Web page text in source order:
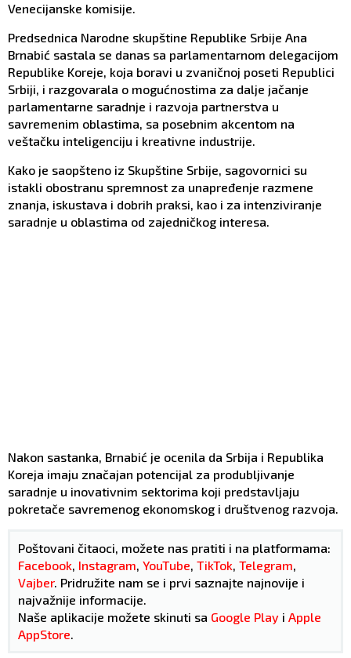
Venecijanske komisije.
Predsednica Narodne skupštine Republike Srbije Ana
Brnabić sastala se danas sa parlamentarnom delegacijom
Republike Koreje, koja boravi u zvaničnoj poseti Republici
Srbiji, i razgovarala o mogućnostima za dalje jačanje
parlamentarne saradnje i razvoja partnerstva u
savremenim oblastima, sa posebnim akcentom na
veštačku inteligenciju i kreativne industrije.
Kako je saopšteno iz Skupštine Srbije, sagovornici su
istakli obostranu spremnost za unapređenje razmene
znanja, iskustava i dobrih praksi, kao i za intenziviranje
saradnje u oblastima od zajedničkog interesa.
Nakon sastanka, Brnabić je ocenila da Srbija i Republika
Koreja imaju značajan potencijal za produbljivanje
saradnje u inovativnim sektorima koji predstavljaju
pokretače savremenog ekonomskog i društvenog razvoja.
Poštovani čitaoci, možete nas pratiti i na platformama:
Facebook, Instagram, YouTube, TikTok, Telegram,
Vajber. Pridružite nam se i prvi saznajte najnovije i
najvažnije informacije.
Naše aplikacije možete skinuti sa Google Play i Apple
AppStore.